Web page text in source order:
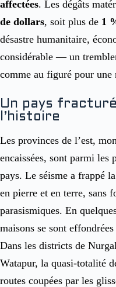
affectées. Les dégâts
de dollars, soit plus de 1
désastre humanitaire,
considérable — un
comme au figuré pour une
Un pays
l’histoire
Les provinces de l’est,
encaissées, sont parmi les
pays. Le séisme a frappé
en pierre et en terre, sans
parasismiques. En
maisons se sont
Dans les districts de
Watapur, la quasi-totalité
routes coupées par les